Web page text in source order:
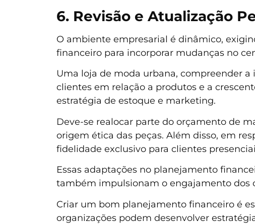
6. Revisão e Atualização
O ambiente empresarial é dinâmico,
financeiro para incorporar mudanças no
Uma loja de moda urbana, compreender
clientes em relação a produtos e a
estratégia de estoque e marketing.
Deve-se realocar parte do orçamento de
origem ética das peças. Além disso, em
fidelidade exclusivo para clientes
Essas adaptações no planejamento
também impulsionam o engajamento dos
Criar um bom planejamento financeiro é
organizações podem desenvolver